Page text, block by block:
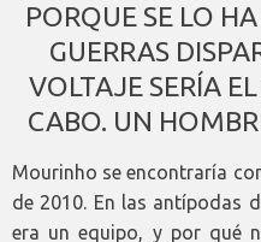
PORQUE SE LO
GUERRAS
VOLTAJE SERÍA
CABO. UN
Mourinho se encontraría
de 2010. En las antípodas
era un equipo, y por qué